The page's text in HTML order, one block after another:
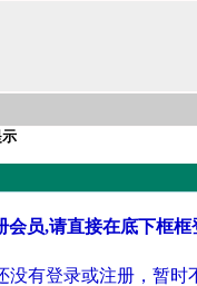
会员,请直接在底下框
没有登录或注册，暂时